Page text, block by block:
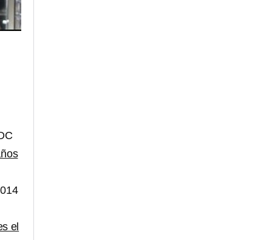
el